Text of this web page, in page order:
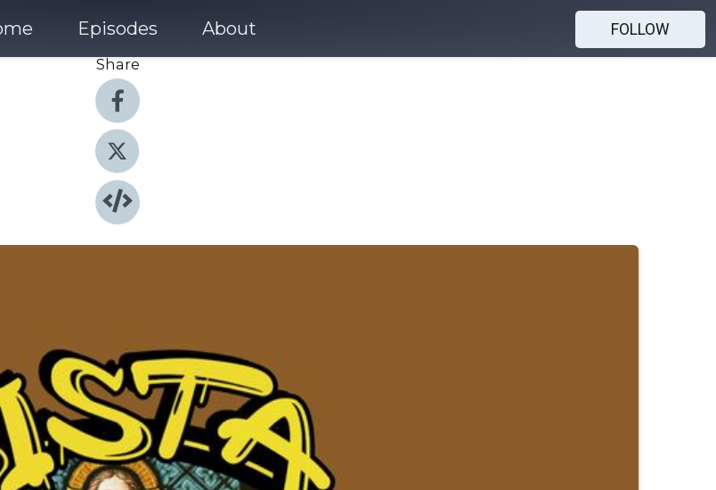
Episodes About
FOLLOW
Share